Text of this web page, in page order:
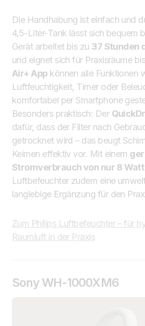
Die Handhabung ist einfach und
4,5-Liter-Tank lässt sich bequem
Gerät arbeitet bis zu 37 Stunden
und eignet sich für Praxisräume
Air+ Appkönnen alle Funktionen
Luftfeuchtigkeit, Timer oder
komfortabel per Smartphone
Besonders praktisch: Der
dafür, dass der Filter nach
getrocknet wird – das beugt
Keimen effektiv vor. Mit einem
Stromverbrauch von nur 8 Watt
Luftbefeuchter zudem eine
langlebige Ergänzung für den
Zum Philips Luftbefeuchter – für
Raumluft in der Praxis
Sony WH-1000XM6